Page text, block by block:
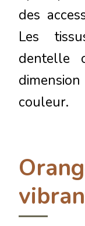
des
Les
dentelle
couleur.